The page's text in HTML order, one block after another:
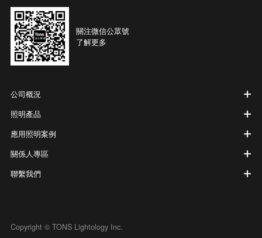
關注微信公眾號
了解更多
公司概況
照明產品
應用照明案例
關係人專區
聯繫我們
Copyright © TONS Lightology Inc.